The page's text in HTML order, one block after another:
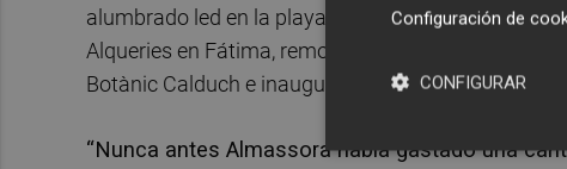
alumbrado led en la playa, actuación integral en
Alqueries en Fátima, remodelación del Casal Jove
Botànic Calduch e inauguración del Trinquet
“Nunca antes Almassora había gastado una
Configuración de
CONFIGURAR